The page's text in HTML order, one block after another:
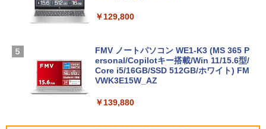
￥129,800
FMV ノートパソコン WE1-K3 (MS 365 P
ersonal/Copilotキー搭載/Win 11/15.6型/
Core i5/16GB/SSD 512GB/ホワイト) FM
VWK3E15W_AZ
￥139,880